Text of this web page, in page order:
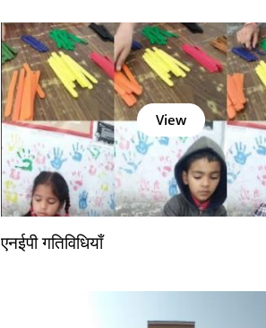
View
एनईपी गतिविधियाँ